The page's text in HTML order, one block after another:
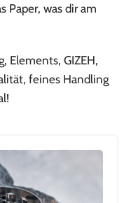
Paper, was dir am
Elements, GIZEH,
feines Handling